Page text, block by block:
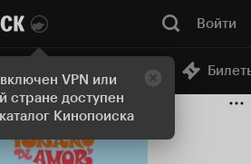
VPN или
стране доступен
Кинопоиска
Войти
Онлайн-кинотеатр